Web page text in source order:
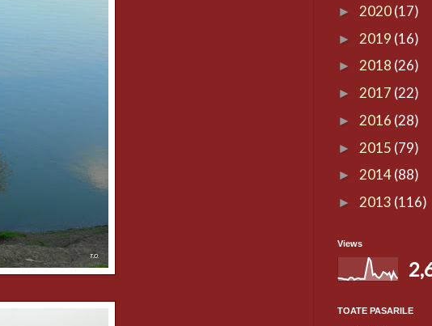
► 2020(17)
► 2019 (16)
► 2018 (26)
► 2017 (22)
► 2016 (28)
► 2015 (79)
► 2014(88)
► 2013 (116)
Views
TOATE PASARILE